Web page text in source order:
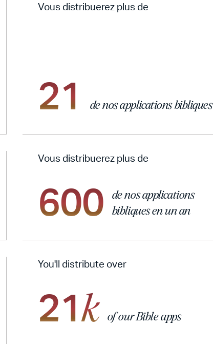
Vous distribuerez plus de
21 de nos applications bibliques
Vous distribuerez plus de
600
de nos applications
bibliques en un an
You'll distribute over
21k of our Bible apps